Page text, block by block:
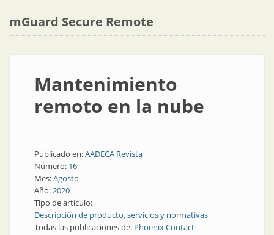
mGuard Secure Remote
Mantenimiento
remoto en la nube
Publicado en:AADECA Revista
Número: 16
Mes:Agosto
Año:2020
Tipo de artículo:
Descripción de producto, servicios y normativas
Todas las publicaciones de: Phoenix Contact